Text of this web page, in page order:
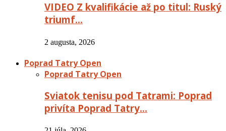
VIDEO Z kvalifikácie až po titul: Ruský
triumf…
2 augusta, 2026
Poprad Tatry Open
Poprad Tatry Open
Sviatok tenisu pod Tatrami: Poprad
privíta Poprad Tatry…